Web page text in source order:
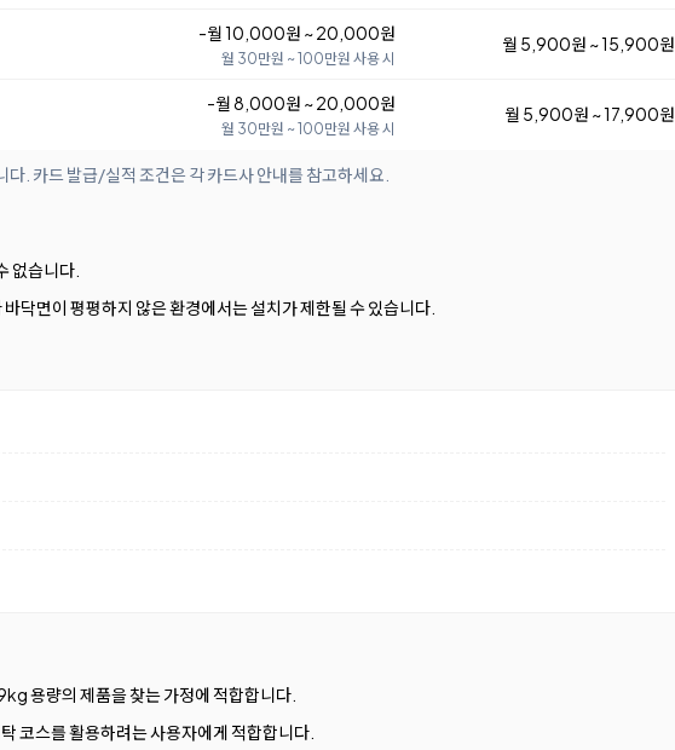
-월 10,000원 ~ 20,000원
월 30만원 ~ 100만원 사용 시
월 5,900원 ~ 15,900원
-월 8,000원 ~ 20,000원
월 30만원 ~ 100만원 사용 시
월 5,900원 ~ 17,900원
. 카드 발급/실적 조건은 각 카드사 안내를 참고하세요.
없습니다.
닥면이 평평하지 않은 환경에서는 설치가 제한될 수 있습니다.
용량의 제품을 찾는 가정에 적합합니다.
코스를 활용하려는 사용자에게 적합합니다.